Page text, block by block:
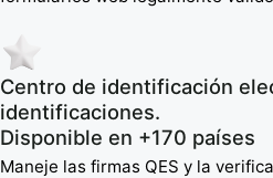
Centro de identificación
identificaciones.
Disponible en +170 países
Maneje las firmas QES y la